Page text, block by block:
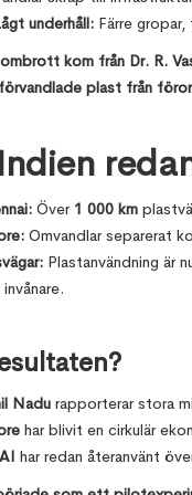
underhåll:Färre gropar,
kom från Dr. R.
plast från
Över 1 000 km
Omvandlar separerat
Plastanvändning är
Nadurapporterar stora
har blivit en cirkulär
har redan återanvänt